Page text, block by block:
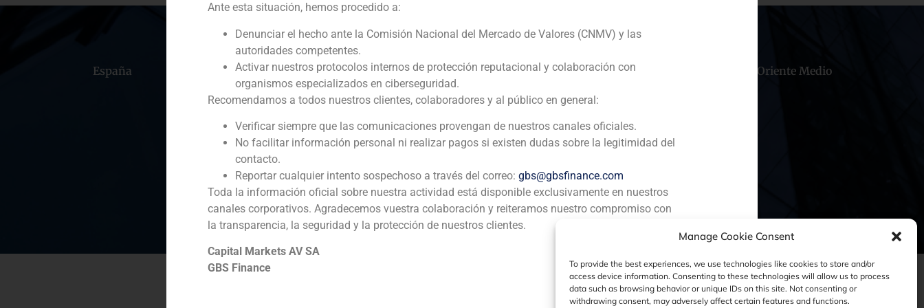
Manage Cookie Consent
To provide the best experiences, we use technologies like cookies to store and/or
access device information. Consenting to these technologies will allow us to process
data such as browsing behavior or unique IDs on this site. Not consenting or
withdrawing consent, may adversely affect certain features and functions.
España Colombia México Ecuador Perú Chile Oriente Medio
Política de Cookies Política de Privacidad Aviso Legal
GBS Finance ©2023
Ante esta situación, hemos procedido a:
Denunciar el hecho ante la Comisión Nacional del Mercado de Valores (CNMV) y las
autoridades competentes.
Activar nuestros protocolos internos de protección reputacional y colaboración con
organismos especializados en ciberseguridad.
Recomendamos a todos nuestros clientes, colaboradores y al público en general:
Verificar siempre que las comunicaciones provengan de nuestros canales oficiales.
No facilitar información personal ni realizar pagos si existen dudas sobre la legitimidad del
contacto.
Reportar cualquier intento sospechoso a través del correo: gbs@gbsfinance.com
Toda la información oficial sobre nuestra actividad está disponible exclusivamente en nuestros
canales corporativos. Agradecemos vuestra colaboración y reiteramos nuestro compromiso con
la transparencia, la seguridad y la protección de nuestros clientes.
Capital Markets AV SA
GBS Finance